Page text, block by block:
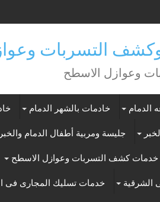
التسربات
وعوازل الاسطح
الدمام خادمات بالشهر الدمام
جليسة ومربية أطفال الدمام والخبر
خدمات كشف التسربات وعوازل الاسطح
الشرقية خدمات تسليك المجارى فى